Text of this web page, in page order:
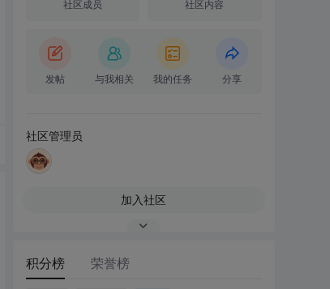
社区成员 社区内容
发帖 与我相关 我的任务 分享
社区管理员
加入社区
积分榜 荣誉榜